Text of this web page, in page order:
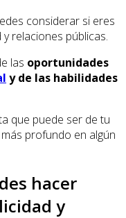
considerar si eres
relaciones públicas.
las oportunidades
y de las habilidades
que puede ser de tu
profundo en algún
hacer
y